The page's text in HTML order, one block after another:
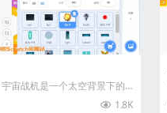
宙战机是一个太空背景下的
飞机消...
1.8K